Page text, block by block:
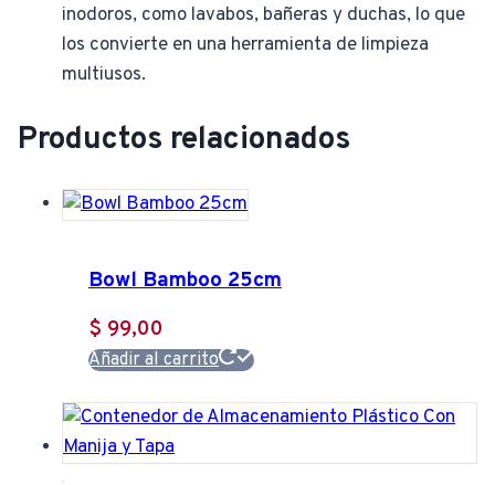
inodoros, como lavabos, bañeras y duchas, lo que
los convierte en una herramienta de limpieza
multiusos.
Productos relacionados
Bowl Bamboo 25cm
$ 99,00
Añadir al carrito